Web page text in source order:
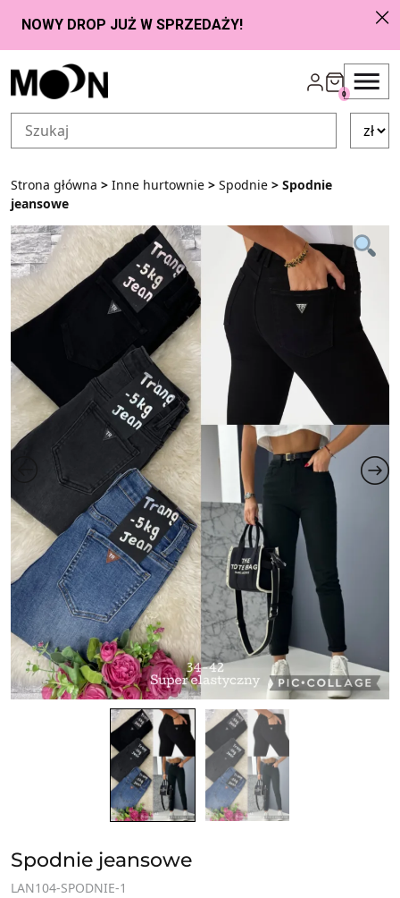
Przejdź do zawartości
0
Strona główna > Inne hurtownie > Spodnie > Spodnie
jeansowe
Spodnie jeansowe
LAN104-SPODNIE-1